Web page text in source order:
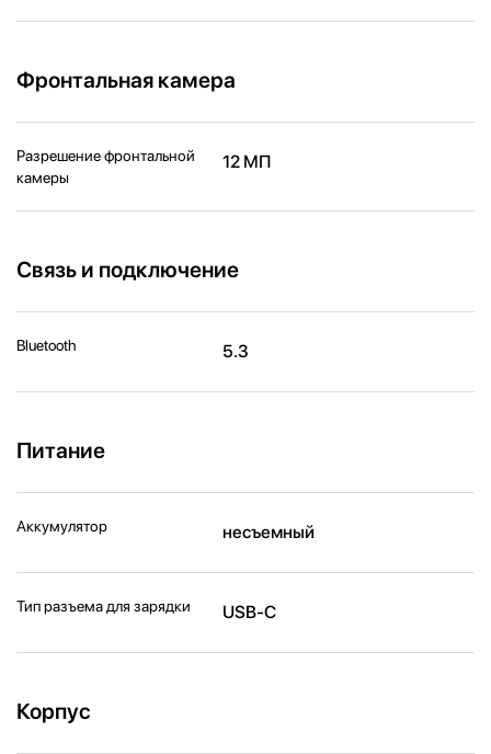
Фронтальная камера
Разрешение фронтальной
камеры
12 МП
Связь и подключение
Bluetooth 5.3
Питание
Аккумулятор несъемный
Тип разъема для зарядки USB-C
Корпус